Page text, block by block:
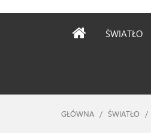
ŚWIATŁO
GŁÓWNA / ŚWIATŁO /